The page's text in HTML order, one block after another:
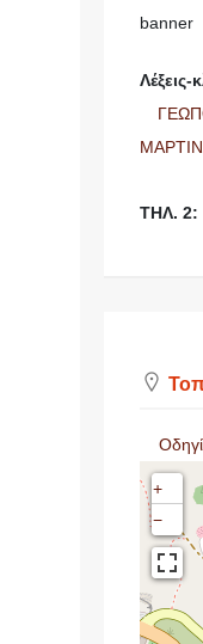
banner
Λέξεις-
ΤΗΛ. 2:
+
−